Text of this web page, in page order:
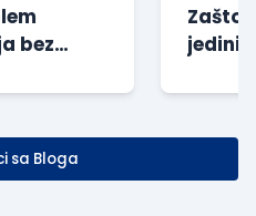
bez
Zašto
jedini
sa Bloga